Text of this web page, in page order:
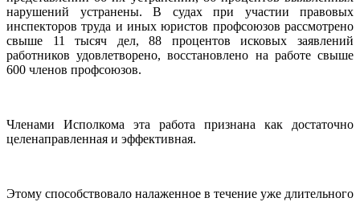
нарушений устранены. В судах при участии правовых
инспекторов труда и иных юристов профсоюзов рассмотрено
свыше 11 тысяч дел, 88 процентов исковых заявлений
работников удовлетворено, восстановлено на работе свыше
600 членов профсоюзов.
Членами Исполкома эта работа признана как достаточно
целенаправленная и эффективная.
Этому способствовало налаженное в течение уже длительного